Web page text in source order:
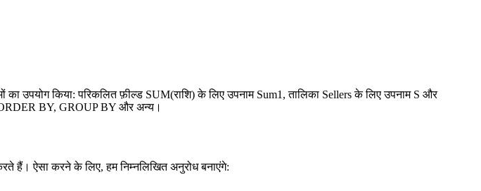
का उपयोग किया: परिकलित फ़ील्ड SUM(राशि) के लिए उपनाम Sum1, तालिका Sellers के लिए उपनाम S और
ORDER BY, GROUP BY और अन्य।
हैं। ऐसा करने के लिए, हम निम्नलिखित अनुरोध बनाएंगे: